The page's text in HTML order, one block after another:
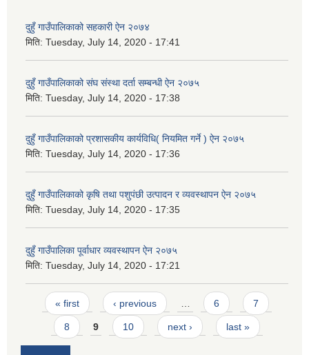
दुहुँ गाउँपालिकाको सहकारी ऐन २०७४
मिति: Tuesday, July 14, 2020 - 17:41
दुहुँ गाउँपालिकाको संघ संस्था दर्ता सम्बन्धी ऐन २०७५
मिति: Tuesday, July 14, 2020 - 17:38
दुहुँ गाउँपालिकाको प्रशासकीय कार्यविधि( नियमित गर्ने ) ऐन २०७५
मिति: Tuesday, July 14, 2020 - 17:36
दुहुँ गाउँपालिकाको कृषि तथा पशुपंछी उत्पादन र व्यवस्थापन ऐन २०७५
मिति: Tuesday, July 14, 2020 - 17:35
दुहुँ गाउँपालिका पूर्वाधार व्यवस्थापन ऐन २०७५
मिति: Tuesday, July 14, 2020 - 17:21
Pages
« first ‹ previous 6 7
8 9 10 next › last »